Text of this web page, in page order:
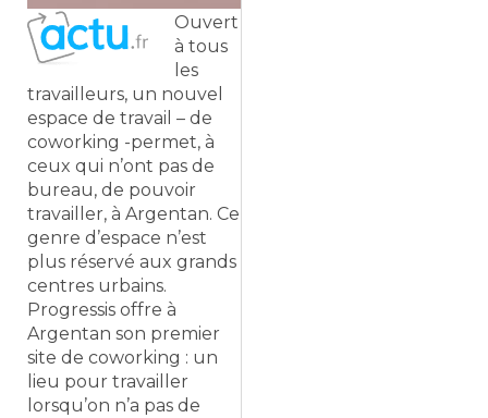
Ouvert
à tous
les
travailleurs, un nouvel
espace de travail – de
coworking -permet, à
ceux qui n’ont pas de
bureau, de pouvoir
travailler, à Argentan. Ce
genre d’espace n’est
plus réservé aux grands
centres urbains.
Progressis offre à
Argentan son premier
site de coworking : un
lieu pour travailler
lorsqu’on n’a pas de